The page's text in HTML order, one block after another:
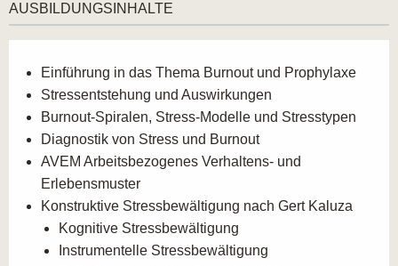
sondern auch durch wertvolle
Netzwerkmöglichkeiten mit anderen Experten aus
Leipzig hat eine hohe Nachfrage nach Fachkräften
im Bereich der Prävention und Burnout-Prävention,
was Ihre beruflichen Perspektiven nach der
Ausbildung erheblich stärkt.
WARUM LEIPZIG DER PERFEKTE
STANDORT FÜR IHRE AUSBILDUNG ZUM
FACHTHERAPEUTEN FÜR
AUSBILDUNGSINHALTE
Einführung in das Thema Burnout und Prophylaxe
Stressentstehung und Auswirkungen
Burnout-Spiralen, Stress-Modelle und Stresstypen
Diagnostik von Stress und Burnout
AVEM Arbeitsbezogenes Verhaltens- und
Erlebensmuster
Konstruktive Stressbewältigung nach Gert Kaluza
Kognitive Stressbewältigung
Instrumentelle Stressbewältigung